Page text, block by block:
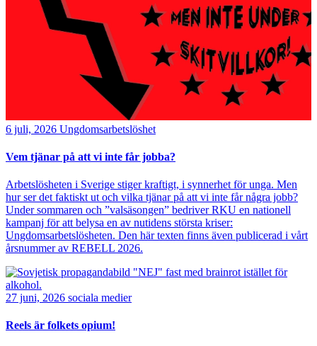
6 juli, 2026 Ungdomsarbetslöshet
Vem tjänar på att vi inte får jobba?
Arbetslösheten i Sverige stiger kraftigt, i synnerhet för unga. Men
hur ser det faktiskt ut och vilka tjänar på att vi inte får några jobb?
Under sommaren och ”valsäsongen” bedriver RKU en nationell
kampanj för att belysa en av nutidens största kriser:
Ungdomsarbetslösheten. Den här texten finns även publicerad i vårt
årsnummer av REBELL 2026.
Bild
27 juni, 2026 sociala medier
Reels är folkets opium!